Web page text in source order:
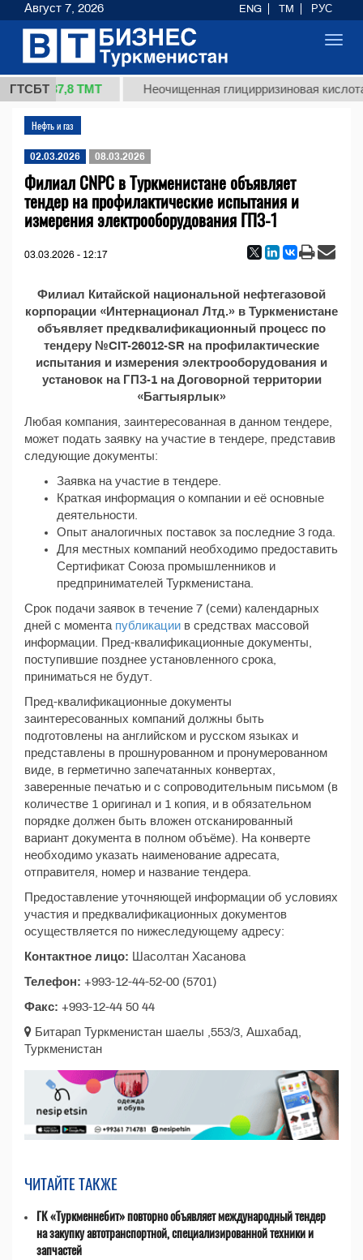
ГТСБТ
(кг.) 37,8 ТМТ Неочищенная глицирризиновая кислота
Нефть и газ
02.03.2026 08.03.2026
Филиал CNPC в Туркменистане объявляет
тендер на профилактические испытания и
измерения электрооборудования ГПЗ-1
03.03.2026 - 12:17
Филиал Китайской национальной нефтегазовой
корпорации «Интернационал Лтд.» в Туркменистане
объявляет предквалификационный процесс по
тендеру №CIT-26012-SR на профилактические
испытания и измерения электрооборудования и
установок на ГПЗ-1 на Договорной территории
«Багтыярлык»
Любая компания, заинтересованная в данном тендере,
может подать заявку на участие в тендере, представив
следующие документы:
Заявка на участие в тендере.
Краткая информация о компании и её основные
деятельности.
Опыт аналогичных поставок за последние 3 года.
Для местных компаний необходимо предоставить
Сертификат Союза промышленников и
предпринимателей Туркменистана.
Срок подачи заявок в течение 7 (семи) календарных
дней с момента публикации в средствах массовой
информации. Пред-квалификационные документы,
поступившие позднее установленного срока,
приниматься не будут.
Пред-квалификационные документы
заинтересованных компаний должны быть
подготовлены на английском и русском языках и
представлены в прошнурованном и пронумерованном
виде, в герметично запечатанных конвертах,
заверенные печатью и c сопроводительным письмом (в
количестве 1 оригинал и 1 копия, и в обязательном
порядке должен быть вложен отсканированный
вариант документа в полном объёме). На конверте
необходимо указать наименование адресата,
отправителя, номер и название тендера.
Предоставление уточняющей информации об условиях
участия и предквалификационных документов
осуществляется по нижеследующему адресу:
Контактное лицо: Шасолтан Хасанова
Телефон: +993-12-44-52-00 (5701)
Факс: +993-12-44 50 44
Битарап Туркменистан шаелы ,553/3, Ашхабад,
Туркменистан
ЧИТАЙТЕ ТАКЖЕ
ГК «Туркменнебит» повторно объявляет международный тендер
на закупку автотранспортной, специализированной техники и
запчастей
Август 7, 2026 ENG TM РУС